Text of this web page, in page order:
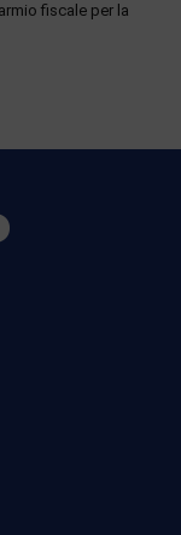
fiscale per la